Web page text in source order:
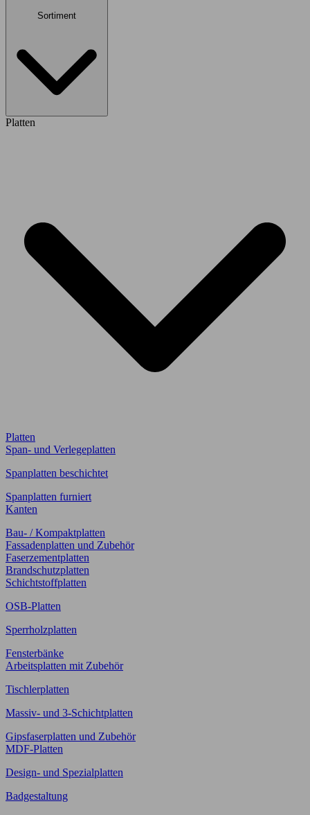
Sortiment
Platten
Platten
Span- und Verlegeplatten
Spanplatten beschichtet
Spanplatten furniert
Kanten
Bau- / Kompaktplatten
Fassadenplatten und Zubehör
Faserzementplatten
Brandschutzplatten
Schichtstoffplatten
OSB-Platten
Sperrholzplatten
Fensterbänke
Arbeitsplatten mit Zubehör
Tischlerplatten
Massiv- und 3-Schichtplatten
Gipsfaserplatten und Zubehör
MDF-Platten
Design- und Spezialplatten
Badgestaltung